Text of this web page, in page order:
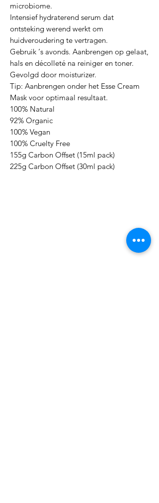
microbiome.
Intensief hydraterend serum dat
ontsteking werend werkt om
huidveroudering te vertragen.
Gebruik ‘s avonds. Aanbrengen op gelaat,
hals en décolleté na reiniger en toner.
Gevolgd door moisturizer.
Tip: Aanbrengen onder het Esse Cream
Mask voor optimaal resultaat.
100% Natural
92% Organic
100% Vegan
100% Cruelty Free
155g Carbon Offset (15ml pack)
225g Carbon Offset (30ml pack)